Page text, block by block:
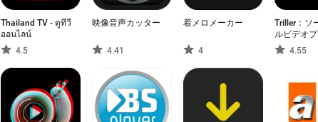
Thailand TV - ดูทีวี
ออนไลน์
4.5
映像音声カッター
4.41
着メロメーカー
4
Triller：ソ
ルビデオプ
フォーム
4.55